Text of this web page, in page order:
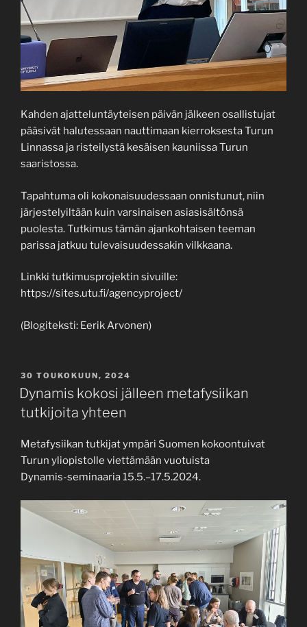
Kahden ajatteluntäyteisen päivän jälkeen osallistujat
pääsivät halutessaan nauttimaan kierroksesta Turun
Linnassa ja risteilystä kesäisen kauniissa Turun
saaristossa.
Tapahtuma oli kokonaisuudessaan onnistunut, niin
järjestelyiltään kuin varsinaisen asiasisältönsä
puolesta. Tutkimus tämän ajankohtaisen teeman
parissa jatkuu tulevaisuudessakin vilkkaana.
Linkki tutkimusprojektin sivuille:
https://sites.utu.fi/agencyproject/
(Blogiteksti: Eerik Arvonen)
JULKAISTU
30 TOUKOKUUN, 2024
Dynamis kokosi jälleen metafysiikan
tutkijoita yhteen
Metafysiikan tutkijat ympäri Suomen kokoontuivat
Turun yliopistolle viettämään vuotuista
Dynamis-seminaaria 15.5.–17.5.2024.